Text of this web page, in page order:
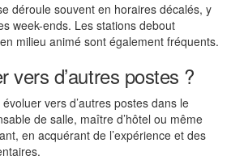
déroule souvent en horaires décalés, y
week-ends. Les stations debout
milieu animé sont également fréquents.
vers d’autres postes ?
vers d’autres postes dans le
de salle, maître d’hôtel ou même
en acquérant de l’expérience et des